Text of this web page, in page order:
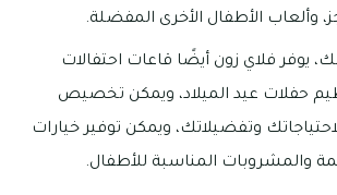
وألعاب الأطفال الأخرى المفضلة.
يوفر فلاي زون أيضًا قاعات احتفالات
حفلات عيد الميلاد، ويمكن تخصيص
وتفضيلاتك، ويمكن توفير خيارات
والمشروبات المناسبة للأطفال.